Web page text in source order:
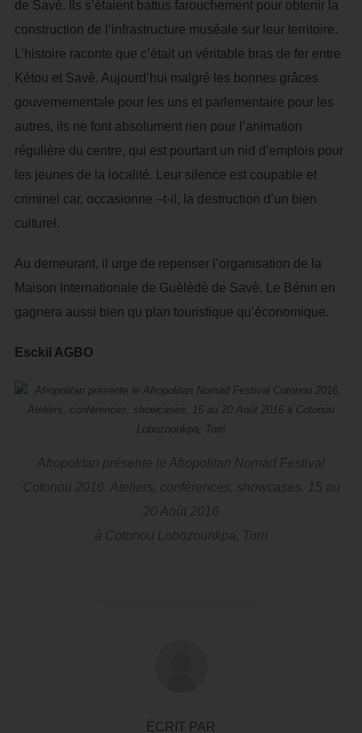
de Savè. Ils s’étaient battus farouchement pour obtenir la
construction de l’infrastructure muséale sur leur territoire.
L’histoire raconte que c’était un véritable bras de fer entre
Kétou et Savè. Aujourd’hui malgré les bonnes grâces
gouvernementale pour les uns et parlementaire pour les
autres, ils ne font absolument rien pour l’animation
régulière du centre, qui est pourtant un nid d’emplois pour
les jeunes de la localité. Leur silence est coupable et
criminel car, occasionne –t-il, la destruction d’un bien
culturel.
Au demeurant, il urge de repenser l’organisation de la
Maison Internationale de Guèlèdè de Savè. Le Bénin en
gagnera aussi bien qu plan touristique qu’économique.
Esckil AGBO
Afropolitan présente le Afropolitan Nomad Festival
Cotonou 2016. Ateliers, conférences, showcases. 15 au
20 Août 2016
à Cotonou Lobozounkpa, Torri
ÉCRIT PAR